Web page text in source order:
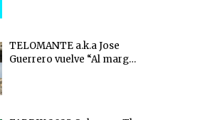
TELOMANTE a.k.a Jose
Guerrero vuelve “Al marg…